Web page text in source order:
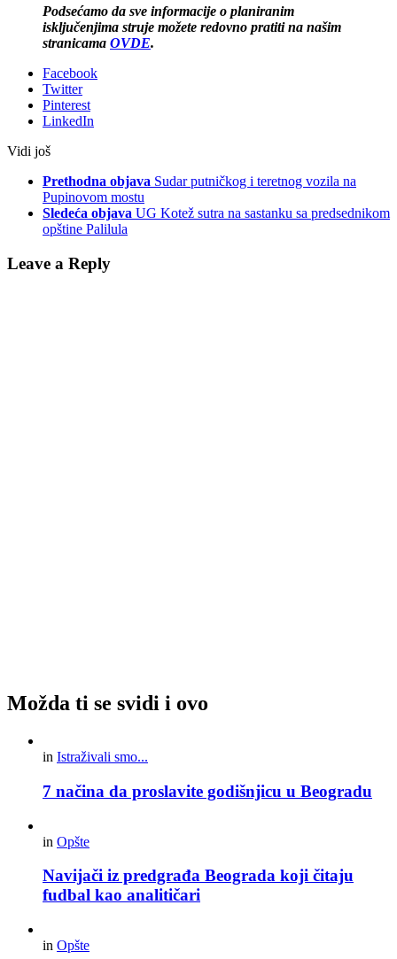
Podsećamo da sve informacije o planiranim
isključenjima struje možete redovno pratiti na našim
stranicama OVDE.
Facebook
Twitter
Pinterest
LinkedIn
Vidi još
Prethodna objava Sudar putničkog i teretnog vozila na
Pupinovom mostu
Sledeća objava UG Kotež sutra na sastanku sa predsednikom
opštine Palilula
Leave a Reply
Možda ti se svidi i ovo
in Istraživali smo...
7 načina da proslavite godišnjicu u Beogradu
in Opšte
Navijači iz predgrađa Beograda koji čitaju
fudbal kao analitičari
in Opšte